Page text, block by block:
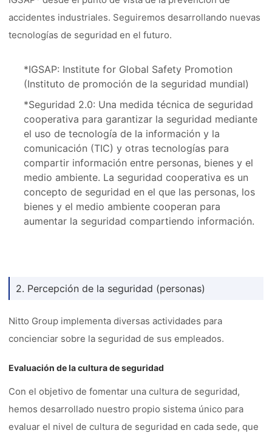
accidentes industriales. Seguiremos desarrollando nuevas
tecnologías de seguridad en el futuro.
*IGSAP: Institute for Global Safety Promotion
(Instituto de promoción de la seguridad mundial)
*Seguridad 2.0: Una medida técnica de seguridad
cooperativa para garantizar la seguridad mediante
el uso de tecnología de la información y la
comunicación (TIC) y otras tecnologías para
compartir información entre personas, bienes y el
medio ambiente. La seguridad cooperativa es un
concepto de seguridad en el que las personas, los
bienes y el medio ambiente cooperan para
aumentar la seguridad compartiendo información.
2. Percepción de la seguridad (personas)
Nitto Group implementa diversas actividades para
concienciar sobre la seguridad de sus empleados.
Evaluación de la cultura de seguridad
Con el objetivo de fomentar una cultura de seguridad,
hemos desarrollado nuestro propio sistema único para
evaluar el nivel de cultura de seguridad en cada sede, que